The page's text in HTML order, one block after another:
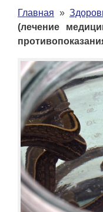
Главная »
(лечение